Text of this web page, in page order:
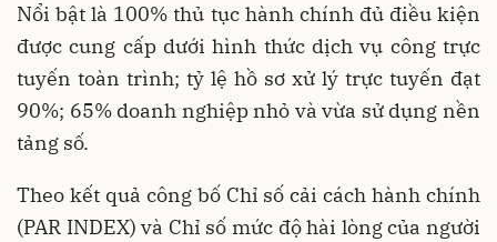
Nổi bật là 100% thủ tục hành chính đủ điều kiện
được cung cấp dưới hình thức dịch vụ công trực
tuyến toàn trình; tỷ lệ hồ sơ xử lý trực tuyến đạt
90%; 65% doanh nghiệp nhỏ và vừa sử dụng nền
tảng số.
Theo kết quả công bố Chỉ số cải cách hành chính
(PAR INDEX) và Chỉ số mức độ hài lòng của người